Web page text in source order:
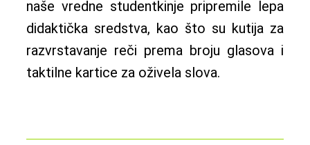
naše vredne studentkinje pripremile lepa
didaktička sredstva, kao što su kutija za
razvrstavanje reči prema broju glasova i
taktilne kartice za oživela slova.